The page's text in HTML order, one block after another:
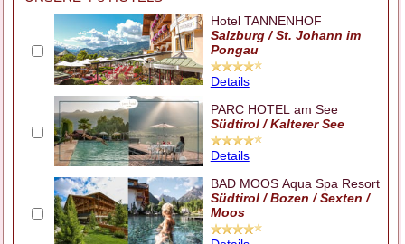
Hotel TANNENHOF
Salzburg / St. Johann im
Pongau
Details
PARC HOTEL am See
Südtirol / Kalterer See
Details
BAD MOOS Aqua Spa Resort
Südtirol / Bozen / Sexten /
Moos